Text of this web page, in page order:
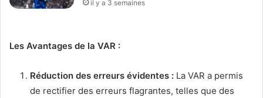
il y a 3 semaines
Les Avantages de la VAR :
Réduction des erreurs évidentes : La VAR a permis
de rectifier des erreurs flagrantes, telles que des